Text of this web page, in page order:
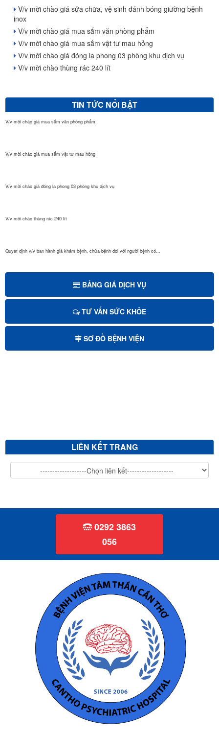
V/v mời chào giá sửa chữa, vệ sinh đánh bóng giường bệnh
inox
V/v mời chào giá mua sắm văn phòng phẩm
V/v mời chào giá mua sắm vật tư mau hỏng
V/v mời chào giá đóng la phong 03 phòng khu dịch vụ
V/v mời chào thùng rác 240 lít
TIN TỨC NỔI BẬT
V/v mời chào giá mua sắm văn phòng phẩm
V/v mời chào giá mua sắm vật tư mau hỏng
V/v mời chào giá đóng la phong 03 phòng khu dịch vụ
V/v mời chào thùng rác 240 lít
Quyết định v/v ban hành giá khám bệnh, chữa bệnh đối với người bệnh có...
Quyết định Giá dịch vụ khám bệnh, chữa bệnh theo yêu cầu áp dụng tại B...
Mời chào giá sửa chữa, cải tạo và nâng nền sảnh chính bệnh viện...
BẢNG GIÁ DỊCH VỤ
TƯ VẤN SỨC KHỎE
SƠ ĐỒ BỆNH VIỆN
LIÊN KẾT TRANG
0292 3863
056